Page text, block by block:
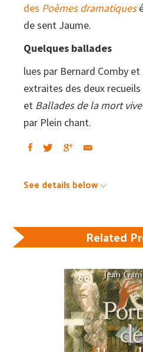
des Poèmes dramatiques
de sent Jaume.
Quelques ballades
lues par Bernard Comby
extraites des deux recueils
et Ballades de la mort vive
par Plein chant.
See details below
Related